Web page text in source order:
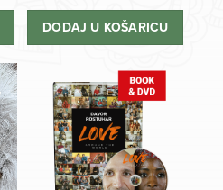
DODAJ U KOŠARICU